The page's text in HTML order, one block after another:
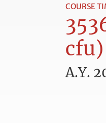
COURSE
cfu)
A.Y.